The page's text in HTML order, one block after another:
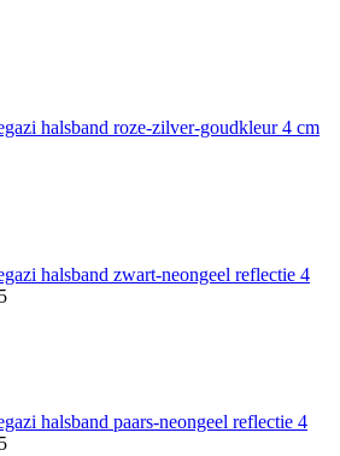
halsband roze-zilver-goudkleur 4 cm
halsband zwart-neongeel reflectie 4
Prijsklasse:
halsband paars-neongeel reflectie 4
Prijsklasse: